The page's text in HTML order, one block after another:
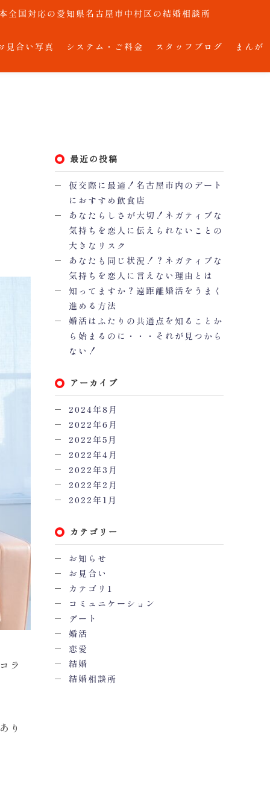
国対応の愛知県名古屋市中村区の結婚相談所
見合い写真 システム・ご料金 スタッフブログ まんが
ラ
り
最近の投稿
仮交際に最適！名古屋市内のデート
におすすめ飲食店
あなたらしさが大切！ネガティブな
気持ちを恋人に伝えられないことの
大きなリスク
あなたも同じ状況！？ネガティブな
気持ちを恋人に言えない理由とは
知ってますか？遠距離婚活をうまく
進める方法
婚活はふたりの共通点を知ることか
ら始まるのに・・・それが見つから
ない！
アーカイブ
2024年8月
2022年6月
2022年5月
2022年4月
2022年3月
2022年2月
2022年1月
カテゴリー
お知らせ
お見合い
カテゴリ1
コミュニケーション
デート
婚活
恋愛
結婚
結婚相談所